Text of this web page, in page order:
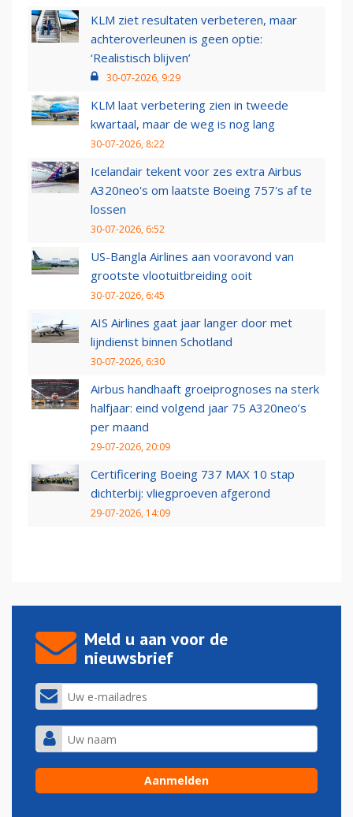
KLM ziet resultaten verbeteren, maar
achteroverleunen is geen optie:
‘Realistisch blijven’
30-07-2026, 9:29
KLM laat verbetering zien in tweede
kwartaal, maar de weg is nog lang
30-07-2026, 8:22
Icelandair tekent voor zes extra Airbus
A320neo's om laatste Boeing 757's af te
lossen
30-07-2026, 6:52
US-Bangla Airlines aan vooravond van
grootste vlootuitbreiding ooit
30-07-2026, 6:45
AIS Airlines gaat jaar langer door met
lijndienst binnen Schotland
30-07-2026, 6:30
Airbus handhaaft groeiprognoses na sterk
halfjaar: eind volgend jaar 75 A320neo’s
per maand
29-07-2026, 20:09
Certificering Boeing 737 MAX 10 stap
dichterbij: vliegproeven afgerond
29-07-2026, 14:09
Meld u aan voor de
nieuwsbrief